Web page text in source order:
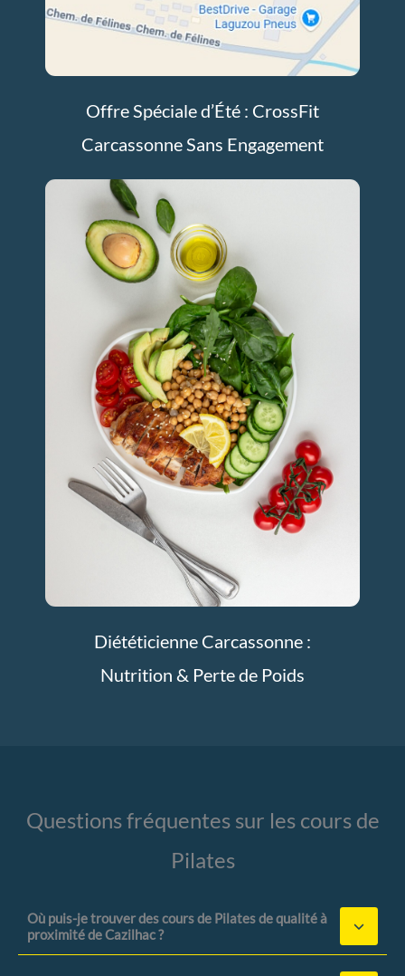
Offre Spéciale d’Été : CrossFit
Carcassonne Sans Engagement
Diététicienne Carcassonne :
Nutrition & Perte de Poids
Questions fréquentes sur les cours de
Pilates
Où puis-je trouver des cours de Pilates de qualité à
proximité de Cazilhac ?